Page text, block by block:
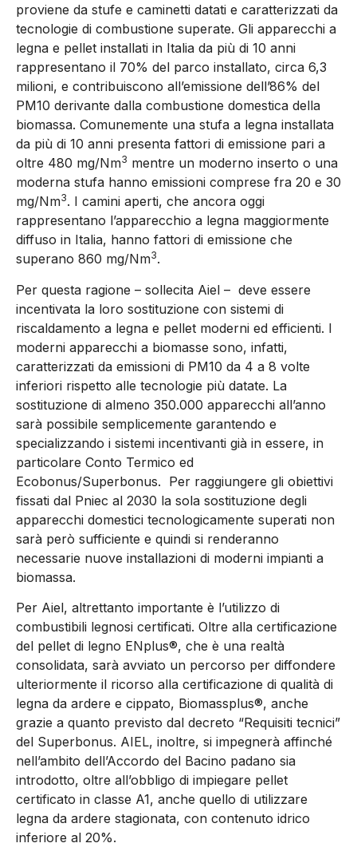
proviene da stufe e caminetti datati e caratterizzati da
tecnologie di combustione superate. Gli apparecchi a
legna e pellet installati in Italia da più di 10 anni
rappresentano il 70% del parco installato, circa 6,3
milioni, e contribuiscono all’emissione dell’86% del
PM10 derivante dalla combustione domestica della
biomassa. Comunemente una stufa a legna installata
da più di 10 anni presenta fattori di emissione pari a
oltre 480 mg/Nm3 mentre un moderno inserto o una
moderna stufa hanno emissioni comprese fra 20 e 30
mg/Nm3. I camini aperti, che ancora oggi
rappresentano l’apparecchio a legna maggiormente
diffuso in Italia, hanno fattori di emissione che
superano 860 mg/Nm3.
Per questa ragione – sollecita Aiel – deve essere
incentivata la loro sostituzione con sistemi di
riscaldamento a legna e pellet moderni ed efficienti. I
moderni apparecchi a biomasse sono, infatti,
caratterizzati da emissioni di PM10 da 4 a 8 volte
inferiori rispetto alle tecnologie più datate. La
sostituzione di almeno 350.000 apparecchi all’anno
sarà possibile semplicemente garantendo e
specializzando i sistemi incentivanti già in essere, in
particolare Conto Termico ed
Ecobonus/Superbonus. Per raggiungere gli obiettivi
fissati dal Pniec al 2030 la sola sostituzione degli
apparecchi domestici tecnologicamente superati non
sarà però sufficiente e quindi si renderanno
necessarie nuove installazioni di moderni impianti a
biomassa.
Per Aiel, altrettanto importante è l’utilizzo di
combustibili legnosi certificati. Oltre alla certificazione
del pellet di legno ENplus®, che è una realtà
consolidata, sarà avviato un percorso per diffondere
ulteriormente il ricorso alla certificazione di qualità di
legna da ardere e cippato, Biomassplus®, anche
grazie a quanto previsto dal decreto “Requisiti tecnici”
del Superbonus. AIEL, inoltre, si impegnerà affinché
nell’ambito dell’Accordo del Bacino padano sia
introdotto, oltre all’obbligo di impiegare pellet
certificato in classe A1, anche quello di utilizzare
legna da ardere stagionata, con contenuto idrico
inferiore al 20%.